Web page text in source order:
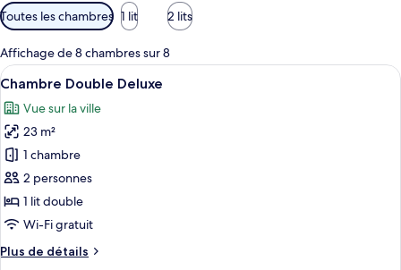
Filtres
disponibles
pour
les
chambres
Toutes les chambres 1 lit 2 lits
Affichage de 8 chambres sur 8
Afficher
toutes
les
photos
pour
ce
type
de
chambre :
Chambre
Une chambre d’hôtel avec un
5
Chambre Double Deluxe
Vue sur la ville
23 m²
1 chambre
2 personnes
1 lit double
Wi-Fi gratuit
Plus de détails
Plus